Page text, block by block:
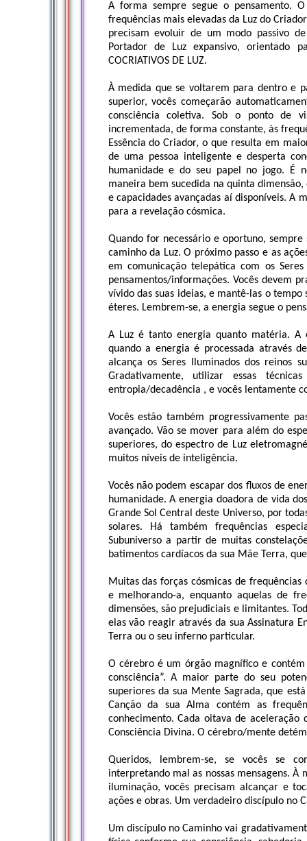
A forma sempre segue o pensamento.
frequências mais elevadas da Luz do
precisam evoluir de um modo passivo
Portador de Luz expansivo, orientado
COCRIATIVOS DE LUZ.
À medida que se voltarem para dentro e
superior, vocês começarão
consciência coletiva. Sob o ponto de
incrementada, de forma constante, às
Essência do Criador, o que resulta em
de uma pessoa inteligente e desperta
humanidade e do seu papel no jogo. É
maneira bem sucedida na quinta
e capacidades avançadas aí disponíveis. A
para a revelação cósmica.
Quando for necessário e oportuno,
caminho da Luz. O próximo passo e as
em comunicação telepática com os
pensamentos/informações. Vocês devem
vívido das suas ideias, e mantê-las o
éteres. Lembrem-se, a energia segue o
A Luz é tanto energia quanto matéria. A
quando a energia é processada através
alcança os Seres Iluminados dos reinos
Gradativamente, utilizar essas
entropia/decadência , e vocês lentamente
Vocês estão também progressivamente
avançado. Vão se mover para além do
superiores, do espectro de Luz
muitos níveis de inteligência.
Vocês não podem escapar dos fluxos de
humanidade. A energia doadora de vida
Grande Sol Central deste Universo, por
solares. Há também frequências
Subuniverso a partir de muitas
batimentos cardíacos da sua Mãe Terra,
Muitas das forças cósmicas de
e melhorando-a, enquanto aquelas de
dimensões, são prejudiciais e limitantes.
elas vão reagir através da sua Assinatura
Terra ou o seu inferno particular.
O cérebro é um órgão magnífico e
consciência”. A maior parte do seu
superiores da sua Mente Sagrada, que
Canção da sua Alma contém as
conhecimento. Cada oitava de
Consciência Divina. O cérebro/mente
Queridos, lembrem-se, se vocês se
interpretando mal as nossas mensagens. À
iluminação, vocês precisam alcançar e
ações e obras. Um verdadeiro discípulo no
Um discípulo no Caminho vai